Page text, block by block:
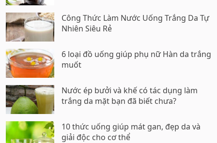
Công Thức Làm Nước Uống Trắng Da Tự
Nhiên Siêu Rẻ
6 loại đồ uống giúp phụ nữ Hàn da trắng
muốt
Nước ép bưởi và khế có tác dụng làm
trắng da mặt bạn đã biết chưa?
10 thức uống giúp mát gan, đẹp da và
giải độc cho cơ thể